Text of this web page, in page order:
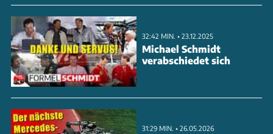
32:42 MIN. • 23.12.2025
Michael Schmidt
verabschiedet sich
31:29 MIN. • 26.05.2026